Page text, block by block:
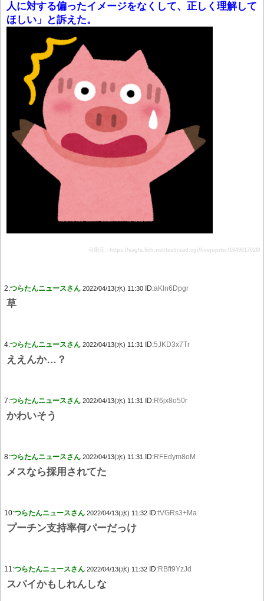
人に対する偏ったイメージをなくして、正しく理解して
ほしい」と訴えた。
引用元：https://eagle.5ch.net/test/read.cgi/livejupiter/1649817026/
2:つらたんニュースさん 2022/04/13(水) 11:30 ID:aKln6Dpgr
草
4:つらたんニュースさん 2022/04/13(水) 11:31 ID:5JKD3x7Tr
ええんか…？
7:つらたんニュースさん 2022/04/13(水) 11:31 ID:R6jx8o50r
かわいそう
8:つらたんニュースさん 2022/04/13(水) 11:31 ID:RFEdym8oM
メスなら採用されてた
10:つらたんニュースさん 2022/04/13(水) 11:32 ID:tVGRs3+Ma
プーチン支持率何パーだっけ
11:つらたんニュースさん 2022/04/13(水) 11:32 ID:RBft9YzJd
スパイかもしれんしな